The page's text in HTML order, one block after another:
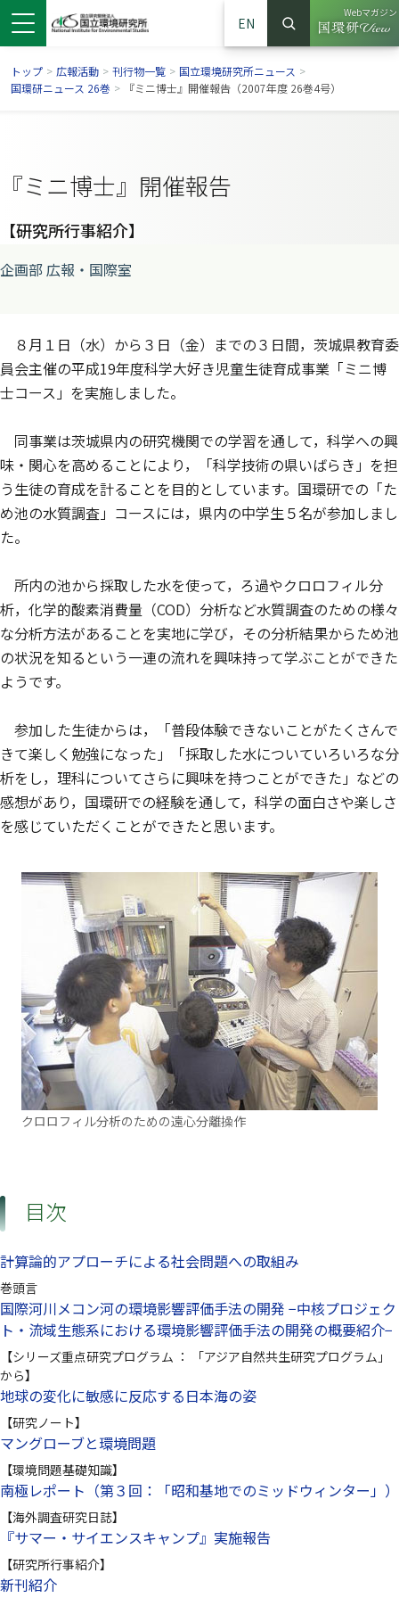
EN
サイト内検索
検索
Webマガジン
（別ウイ
トップ > 広報活動 > 刊行物一覧 > 国立環境研究所ニュース >
国環研ニュース 26巻 > 『ミニ博士』開催報告（2007年度 26巻4号）
『ミニ博士』開催報告
【研究所行事紹介】
企画部 広報・国際室
８月１日（水）から３日（金）までの３日間，茨城県教育委
員会主催の平成19年度科学大好き児童生徒育成事業「ミニ博
士コース」を実施しました。
同事業は茨城県内の研究機関での学習を通して，科学への興
味・関心を高めることにより，「科学技術の県いばらき」を担
う生徒の育成を計ることを目的としています。国環研での「た
め池の水質調査」コースには，県内の中学生５名が参加しまし
た。
所内の池から採取した水を使って，ろ過やクロロフィル分
析，化学的酸素消費量（COD）分析など水質調査のための様々
な分析方法があることを実地に学び，その分析結果からため池
の状況を知るという一連の流れを興味持って学ぶことができた
ようです。
参加した生徒からは，「普段体験できないことがたくさんで
きて楽しく勉強になった」「採取した水についていろいろな分
析をし，理科についてさらに興味を持つことができた」などの
感想があり，国環研での経験を通して，科学の面白さや楽しさ
を感じていただくことができたと思います。
クロロフィル分析のための遠心分離操作
目次
計算論的アプローチによる社会問題への取組み
巻頭言
国際河川メコン河の環境影響評価手法の開発 −中核プロジェク
ト・流域生態系における環境影響評価手法の開発の概要紹介−
【シリーズ重点研究プログラム ： 「アジア自然共生研究プログラム」
から】
地球の変化に敏感に反応する日本海の姿
【研究ノート】
マングローブと環境問題
【環境問題基礎知識】
南極レポート（第３回：「昭和基地でのミッドウィンター」）
【海外調査研究日誌】
『サマー・サイエンスキャンプ』実施報告
【研究所行事紹介】
新刊紹介